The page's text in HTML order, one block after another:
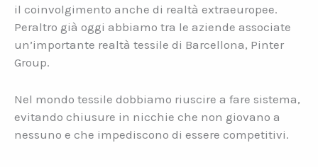
il coinvolgimento anche di realtà extraeuropee.
Peraltro già oggi abbiamo tra le aziende associate
un’importante realtà tessile di Barcellona, Pinter
Group.
Nel mondo tessile dobbiamo riuscire a fare sistema,
evitando chiusure in nicchie che non giovano a
nessuno e che impediscono di essere competitivi.